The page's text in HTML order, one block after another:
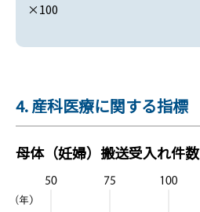
×100
4. 産科医療に関する指標
母体（妊婦）搬送受入れ件数